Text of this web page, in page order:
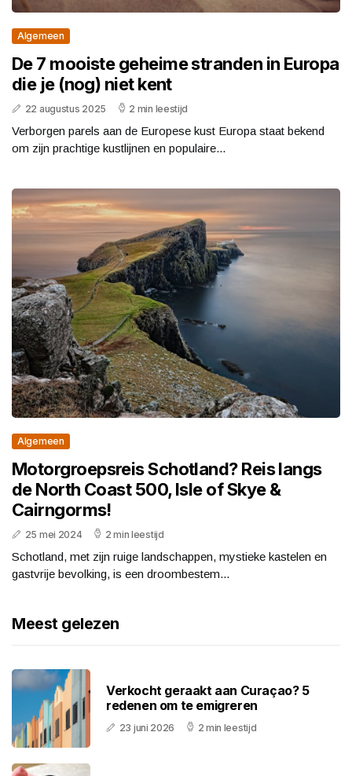
Algemeen
De 7 mooiste geheime stranden in Europa
die je (nog) niet kent
22 augustus 2025 2 min leestijd
Verborgen parels aan de Europese kust Europa staat bekend
om zijn prachtige kustlijnen en populaire...
Algemeen
Motorgroepsreis Schotland? Reis langs
de North Coast 500, Isle of Skye &
Cairngorms!
25 mei 2024 2 min leestijd
Schotland, met zijn ruige landschappen, mystieke kastelen en
gastvrije bevolking, is een droombestem...
Meest gelezen
Verkocht geraakt aan Curaçao? 5
redenen om te emigreren
23 juni 2026 2 min leestijd